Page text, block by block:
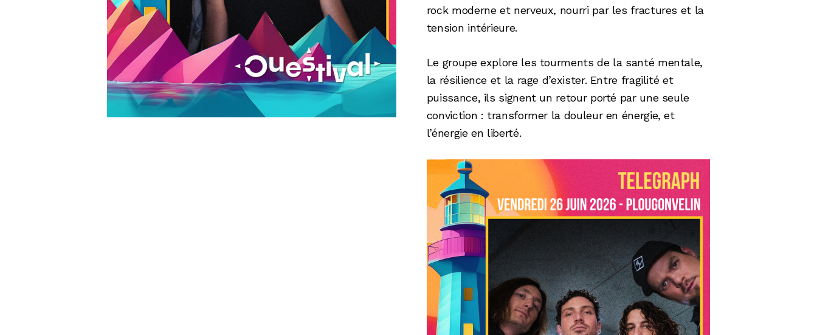
rock moderne et nerveux, nourri par les fractures et la
tension intérieure.
Le groupe explore les tourments de la santé mentale,
la résilience et la rage d’exister. Entre fragilité et
puissance, ils signent un retour porté par une seule
conviction : transformer la douleur en énergie, et
l’énergie en liberté.